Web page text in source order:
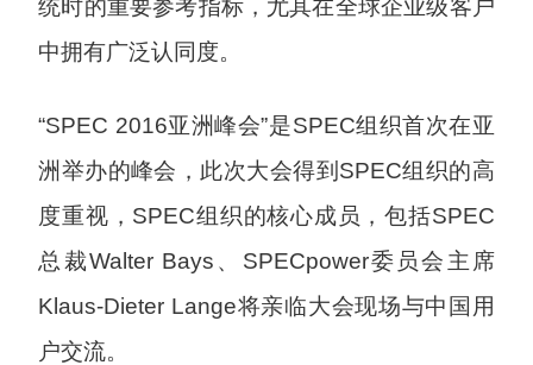
统时的重要参考指标，尤其在全球企业级客户
中拥有广泛认同度。
“SPEC 2016亚洲峰会”是SPEC组织首次在亚
洲举办的峰会，此次大会得到SPEC组织的高
度重视，SPEC组织的核心成员，包括SPEC
总裁Walter Bays、SPECpower委员会主席
Klaus-Dieter Lange将亲临大会现场与中国用
户交流。